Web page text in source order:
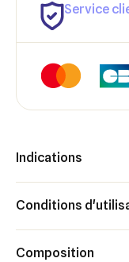
Service
Indications
Conditions
Composition
Ajouter à ma liste
Créer une nouvelle
Vous devez être